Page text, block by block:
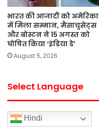
भारत की आजादी को अमेरिका
में मिला सम्मान, मैसाचुसेट्स
और बोस्टन ने 15 अगस्त को
घोषित किया ‘इंडिया डे’
August 5, 2026
Select Language
Hindi